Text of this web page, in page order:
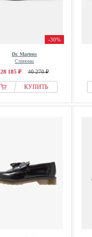
-30%
Dr. Martens
Слипоны
28 185 ₽ 40 270 ₽
КУПИТЬ